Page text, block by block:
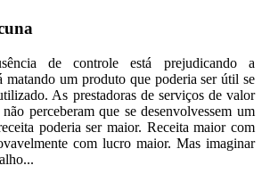
de controle está prejudicando a
matando um produto que poderia ser útil se
As prestadoras de serviços de valor
perceberam que se desenvolvessem um
poderia ser maior. Receita maior com
com lucro maior. Mas imaginar